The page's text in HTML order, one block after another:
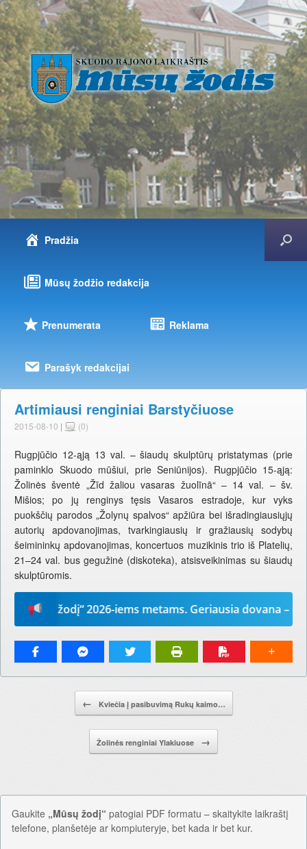
Pradžia
Mūsų žodžio redakcija
Prenumerata Reklama
Parašyk redakcijai
Artimiausi renginiai Barstyčiuose
2015-08-10 | (0)
Rugpjūčio 12-ąją 13 val. – šiaudų skulptūrų pristatymas (prie
paminklo Skuodo mūšiui, prie Seniūnijos). Rugpjūčio 15-ąją:
Žolinės šventė „Žīd žaliou vasaras žuolīnā“ – 14 val. – šv.
Mišios; po jų renginys tęsis Vasaros estradoje, kur vyks
puokščių parodos „Žolynų spalvos“ apžiūra bei išradingiausiųjų
autorių apdovanojimas, tvarkingiausių ir gražiausių sodybų
šeimininkų apdovanojimas, koncertuos muzikinis trio iš Platelių,
21–24 val. bus gegužinė (diskoteka), atsisveikinimas su šiaudų
skulptūromis.
žodį“ 2026-iems metams. Geriausia dovana –
← Kviečia į pasibuvimą Rukų kaimo…
Žolinės renginiai Ylakiuose →
Gaukite „Mūsų žodį“ patogiai PDF formatu – skaitykite laikraštį
telefone, planšetėje ar kompiuteryje, bet kada ir bet kur.